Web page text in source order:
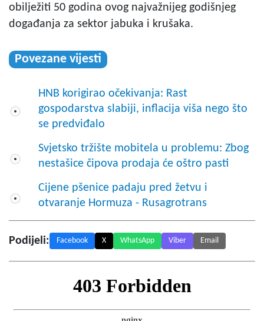
obilježiti 50 godina ovog najvažnijeg godišnjeg
događanja za sektor jabuka i krušaka.
Povezane vijesti
HNB korigirao očekivanja: Rast
gospodarstva slabiji, inflacija viša nego što
se predviđalo
Svjetsko tržište mobitela u problemu: Zbog
nestašice čipova prodaja će oštro pasti
Cijene pšenice padaju pred žetvu i
otvaranje Hormuza - Rusagrotrans
Podijeli: Facebook X WhatsApp Viber Email